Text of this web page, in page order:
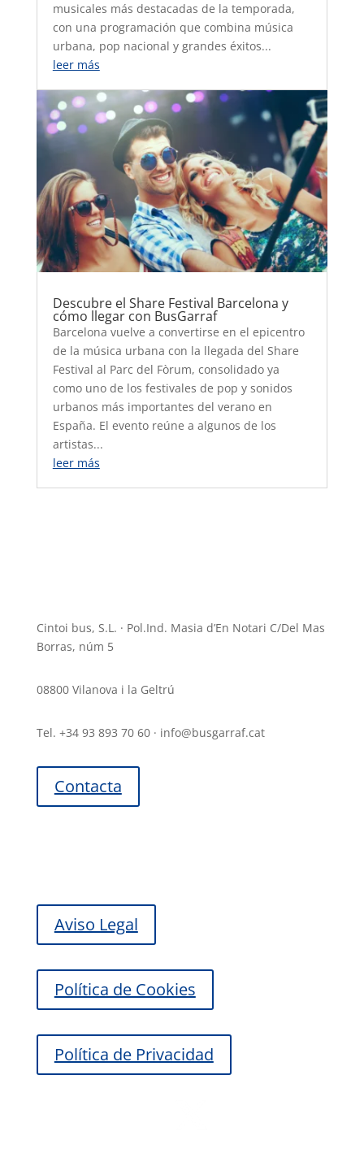
musicales más destacadas de la temporada,
con una programación que combina música
urbana, pop nacional y grandes éxitos...
leer más
Descubre el Share Festival Barcelona y
cómo llegar con BusGarraf
Barcelona vuelve a convertirse en el epicentro
de la música urbana con la llegada del Share
Festival al Parc del Fòrum, consolidado ya
como uno de los festivales de pop y sonidos
urbanos más importantes del verano en
España. El evento reúne a algunos de los
artistas...
leer más
Cintoi bus, S.L. · Pol.Ind. Masia d’En Notari C/Del Mas
Borras, núm 5
08800 Vilanova i la Geltrú
Tel. +34 93 893 70 60 · info@busgarraf.cat
Contacta
Aviso Legal
Política de Cookies
Política de Privacidad